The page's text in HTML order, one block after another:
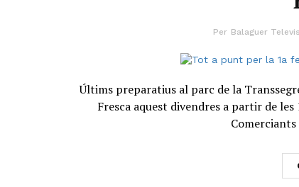
Per Balaguer
Últims preparatius al parc de la
Fresca aquest divendres a partir de